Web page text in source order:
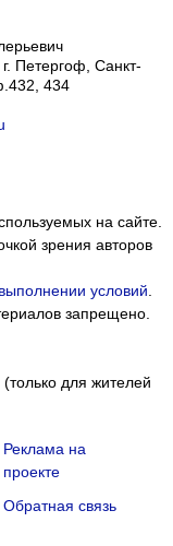
Петергоф Санкт-
434
на сайте.
зрения авторов
условий
запрещено.
(только для жителей
Реклама на
проекте
Обратная связь